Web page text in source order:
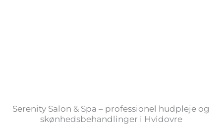
Serenity Salon & Spa – professionel hudpleje og
skønhedsbehandlinger i Hvidovre